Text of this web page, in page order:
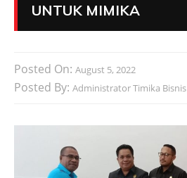
UNTUK MIMIKA
Posted On: August 5, 2022
Posted By: Administrator Timika Bisnis